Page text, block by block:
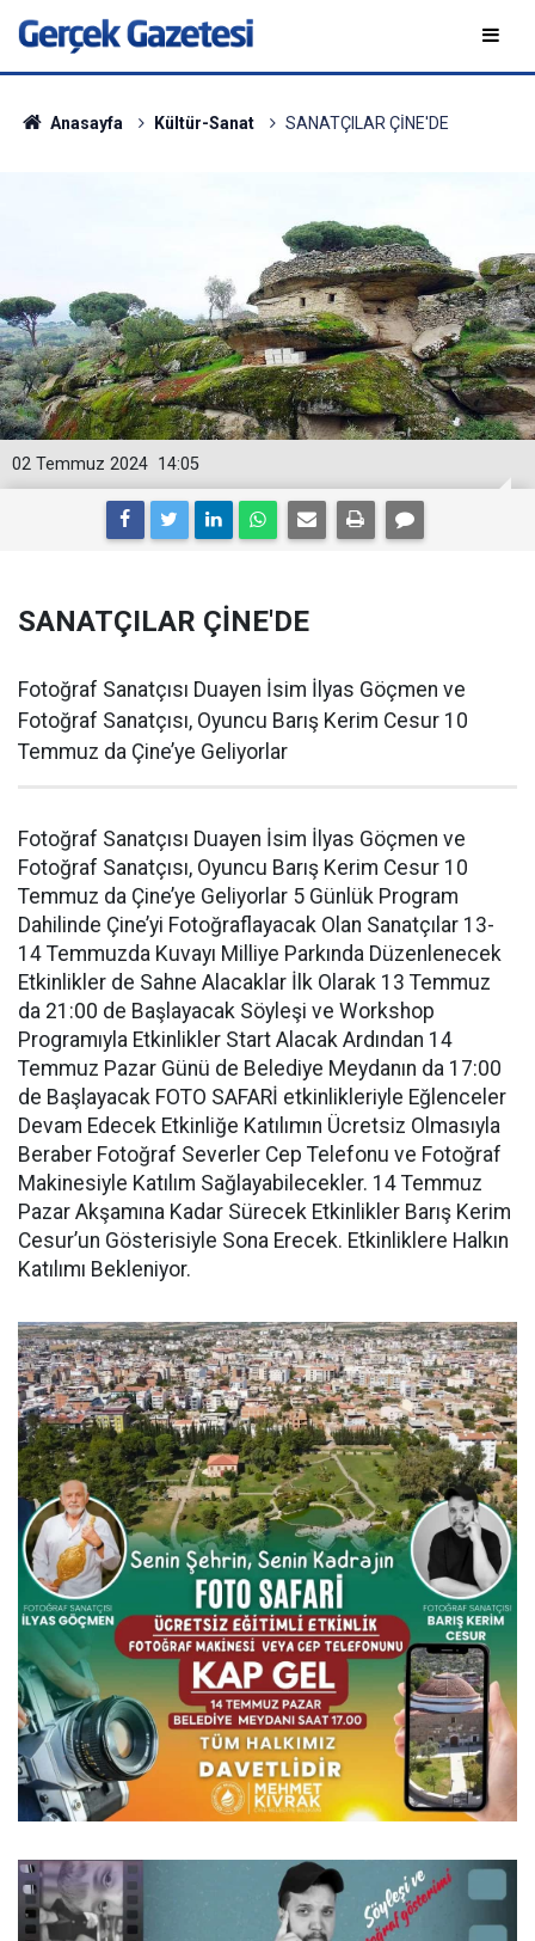
Anasayfa Kültür-Sanat SANATÇILAR ÇİNE'DE
14:05
02 Temmuz 2024
SANATÇILAR ÇİNE'DE
Fotoğraf Sanatçısı Duayen İsim İlyas Göçmen ve
Fotoğraf Sanatçısı, Oyuncu Barış Kerim Cesur 10
Temmuz da Çine’ye Geliyorlar
Fotoğraf Sanatçısı Duayen İsim İlyas Göçmen ve
Fotoğraf Sanatçısı, Oyuncu Barış Kerim Cesur 10
Temmuz da Çine’ye Geliyorlar 5 Günlük Program
Dahilinde Çine’yi Fotoğraflayacak Olan Sanatçılar 13-
14 Temmuzda Kuvayı Milliye Parkında Düzenlenecek
Etkinlikler de Sahne Alacaklar İlk Olarak 13 Temmuz
da 21:00 de Başlayacak Söyleşi ve Workshop
Programıyla Etkinlikler Start Alacak Ardından 14
Temmuz Pazar Günü de Belediye Meydanın da 17:00
de Başlayacak FOTO SAFARİ etkinlikleriyle Eğlenceler
Devam Edecek Etkinliğe Katılımın Ücretsiz Olmasıyla
Beraber Fotoğraf Severler Cep Telefonu ve Fotoğraf
Makinesiyle Katılım Sağlayabilecekler. 14 Temmuz
Pazar Akşamına Kadar Sürecek Etkinlikler Barış Kerim
Cesur’un Gösterisiyle Sona Erecek. Etkinliklere Halkın
Katılımı Bekleniyor.